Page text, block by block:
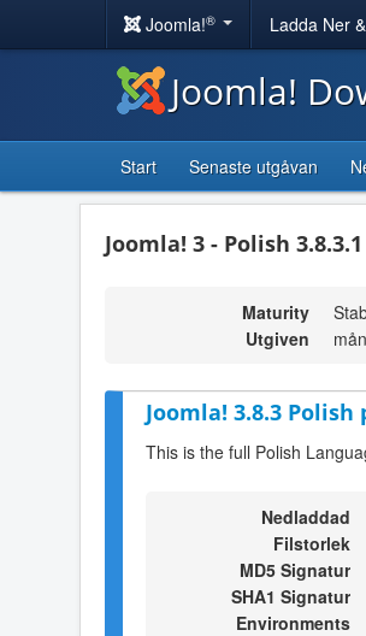
Joomla!® Ladda Ner
Joomla!
Start Senaste utgåvan
Joomla! 3 - Polish 3.8.3.1
Maturity
Utgiven
Joomla! 3.8.3 Polish
This is the full Polish
Nedladdad
Filstorlek
MD5 Signatur
SHA1 Signatur
Environments